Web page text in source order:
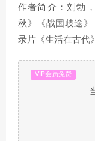
作者简介：刘勃
秋》《战国歧途
录片《生活在古代
VIP会员免费